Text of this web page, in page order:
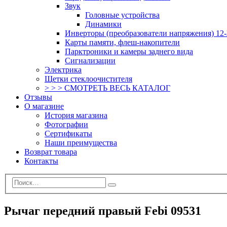
Звук
Головные устройства
Динамики
Инверторы (преобразователи напряжения)
Карты памяти, флеш-накопители
Парктроники и камеры заднего вида
Сигнализации
Электрика
Щетки стеклоочистителя
> > > СМОТРЕТЬ ВЕСЬ КАТАЛОГ
Отзывы
О магазине
История магазина
Фотографии
Сертификаты
Наши преимущества
Возврат товара
Контакты
Рычаг передний правый Febi 09531